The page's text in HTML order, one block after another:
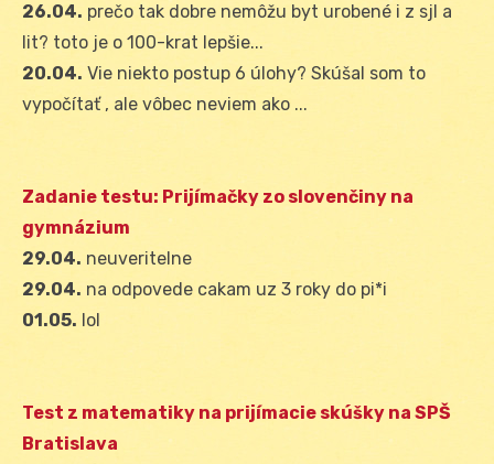
26.04. prečo tak dobre nemôžu byt urobené i z sjl a
lit? toto je o 100-krat lepšie...
20.04. Vie niekto postup 6 úlohy? Skúšal som to
vypočítať , ale vôbec neviem ako ...
Zadanie testu: Prijímačky zo slovenčiny na
gymnázium
29.04. neuveritelne
29.04. na odpovede cakam uz 3 roky do pi*i
01.05. lol
Test z matematiky na prijímacie skúšky na SPŠ
Bratislava